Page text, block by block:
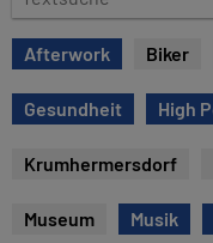
e
x
t
s
u
Afterwork Biker
Gesundheit High
Krumhermersdorf
Museum Musik